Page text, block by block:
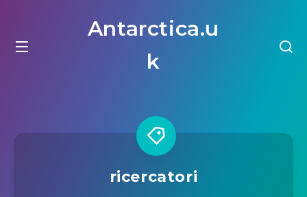
Antarctica.u
k
ricercatori